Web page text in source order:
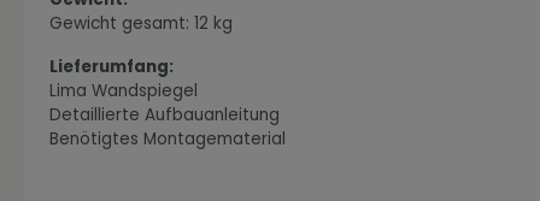
Gewicht gesamt: 12 kg
Lieferumfang:
Lima Wandspiegel
Detaillierte Aufbauanleitung
Benötigtes Montagematerial